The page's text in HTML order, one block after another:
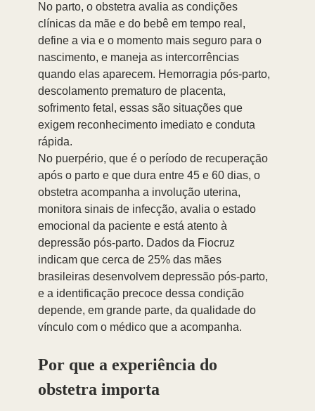
No parto, o obstetra avalia as condições
clínicas da mãe e do bebê em tempo real,
define a via e o momento mais seguro para o
nascimento, e maneja as intercorrências
quando elas aparecem. Hemorragia pós-parto,
descolamento prematuro de placenta,
sofrimento fetal, essas são situações que
exigem reconhecimento imediato e conduta
rápida.
No puerpério, que é o período de recuperação
após o parto e que dura entre 45 e 60 dias, o
obstetra acompanha a involução uterina,
monitora sinais de infecção, avalia o estado
emocional da paciente e está atento à
depressão pós-parto. Dados da Fiocruz
indicam que cerca de 25% das mães
brasileiras desenvolvem depressão pós-parto,
e a identificação precoce dessa condição
depende, em grande parte, da qualidade do
vínculo com o médico que a acompanha.
Por que a experiência do
obstetra importa